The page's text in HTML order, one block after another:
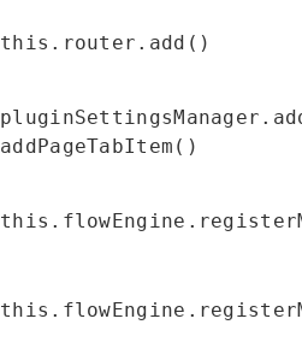
this.router.add()
addPageTabItem()